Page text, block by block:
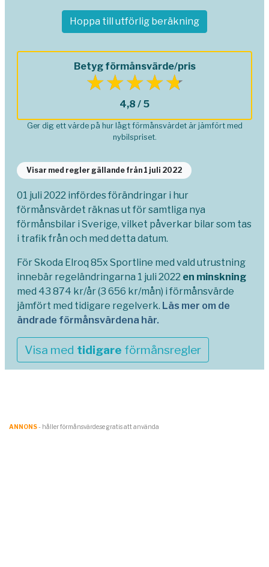
Hoppa till utförlig beräkning
Betyg förmånsvärde/pris
4,8 / 5
Ger dig ett värde på hur lågt förmånsvärdet är jämfört med
nybilspriset.
Visar med regler gällande från 1 juli 2022
01 juli 2022 infördes förändringar i hur
förmånsvärdet räknas ut för samtliga nya
förmånsbilar i Sverige, vilket påverkar bilar som tas
i trafik från och med detta datum.
För Skoda Elroq 85x Sportline med vald utrustning
innebär regeländringarna 1 juli 2022 en minskning
med 43 874 kr/år (3 656 kr/mån) i förmånsvärde
jämfört med tidigare regelverk. Läs mer om de
ändrade förmånsvärdena här.
Visa med tidigare förmånsregler
ANNONS- håller förmånsvärde.se gratis att använda